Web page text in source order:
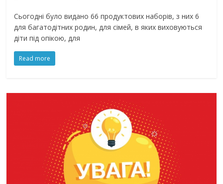
Сьогодні було видано 66 продуктових наборів, з них 6
для багатодітних родин, для сімей, в яких виховуються
діти під опікою, для
Read more